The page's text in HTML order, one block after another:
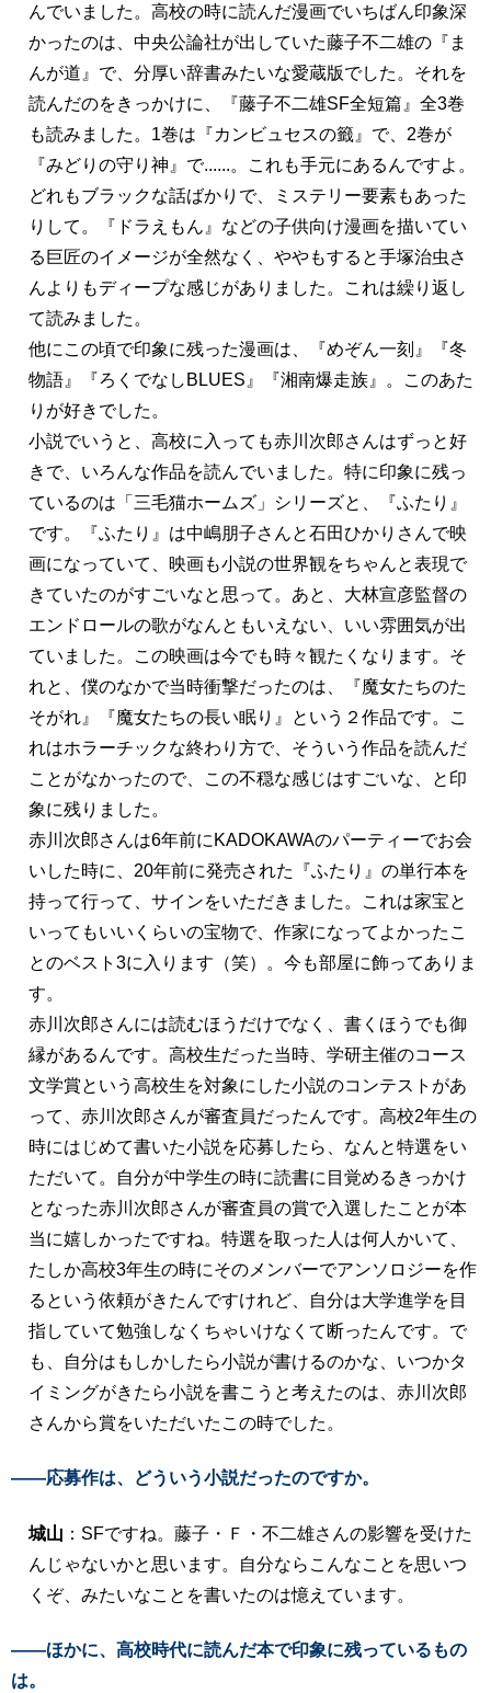
んでいました。高校の時に読んだ漫画でいちばん印象深
かったのは、中央公論社が出していた藤子不二雄の『ま
んが道』で、分厚い辞書みたいな愛蔵版でした。それを
読んだのをきっかけに、『藤子不二雄SF全短篇』全3巻
も読みました。1巻は『カンビュセスの籤』で、2巻が
『みどりの守り神』で......。これも手元にあるんですよ。
どれもブラックな話ばかりで、ミステリー要素もあった
りして。『ドラえもん』などの子供向け漫画を描いてい
る巨匠のイメージが全然なく、ややもすると手塚治虫さ
んよりもディープな感じがありました。これは繰り返し
て読みました。
他にこの頃で印象に残った漫画は、『めぞん一刻』『冬
物語』『ろくでなしBLUES』『湘南爆走族』。このあた
りが好きでした。
小説でいうと、高校に入っても赤川次郎さんはずっと好
きで、いろんな作品を読んでいました。特に印象に残っ
ているのは「三毛猫ホームズ」シリーズと、『ふたり』
です。『ふたり』は中嶋朋子さんと石田ひかりさんで映
画になっていて、映画も小説の世界観をちゃんと表現で
きていたのがすごいなと思って。あと、大林宣彦監督の
エンドロールの歌がなんともいえない、いい雰囲気が出
ていました。この映画は今でも時々観たくなります。そ
れと、僕のなかで当時衝撃だったのは、『魔女たちのた
そがれ』『魔女たちの長い眠り』という２作品です。こ
れはホラーチックな終わり方で、そういう作品を読んだ
ことがなかったので、この不穏な感じはすごいな、と印
象に残りました。
赤川次郎さんは6年前にKADOKAWAのパーティーでお会
いした時に、20年前に発売された『ふたり』の単行本を
持って行って、サインをいただきました。これは家宝と
いってもいいくらいの宝物で、作家になってよかったこ
とのベスト3に入ります（笑）。今も部屋に飾ってありま
す。
赤川次郎さんには読むほうだけでなく、書くほうでも御
縁があるんです。高校生だった当時、学研主催のコース
文学賞という高校生を対象にした小説のコンテストがあ
って、赤川次郎さんが審査員だったんです。高校2年生の
時にはじめて書いた小説を応募したら、なんと特選をい
ただいて。自分が中学生の時に読書に目覚めるきっかけ
となった赤川次郎さんが審査員の賞で入選したことが本
当に嬉しかったですね。特選を取った人は何人かいて、
たしか高校3年生の時にそのメンバーでアンソロジーを作
るという依頼がきたんですけれど、自分は大学進学を目
指していて勉強しなくちゃいけなくて断ったんです。で
も、自分はもしかしたら小説が書けるのかな、いつかタ
イミングがきたら小説を書こうと考えたのは、赤川次郎
さんから賞をいただいたこの時でした。
――応募作は、どういう小説だったのですか。
城山 ：SFですね。藤子・Ｆ・不二雄さんの影響を受けた
んじゃないかと思います。自分ならこんなことを思いつ
くぞ、みたいなことを書いたのは憶えています。
――ほかに、高校時代に読んだ本で印象に残っているもの
は。